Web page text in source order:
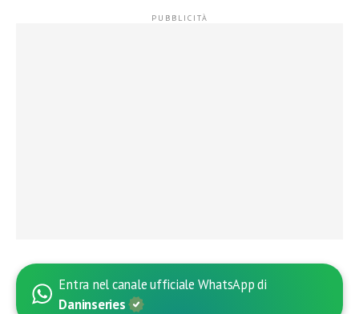
Entra nel canale ufficiale WhatsApp di
Daninseries